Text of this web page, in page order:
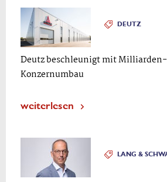
DEUTZ
Deutz beschleunigt mit
Konzernumbau
weiterlesen
LANG &